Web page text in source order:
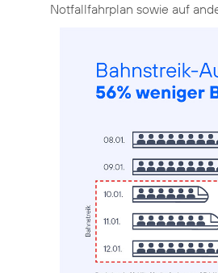
Notfallfahrplan sowie auf